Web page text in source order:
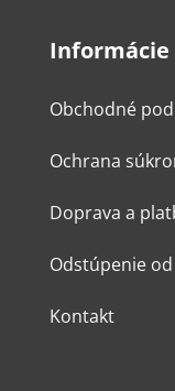
Informácie
Obchodné
Ochrana
Doprava a
Odstúpenie
Kontakt